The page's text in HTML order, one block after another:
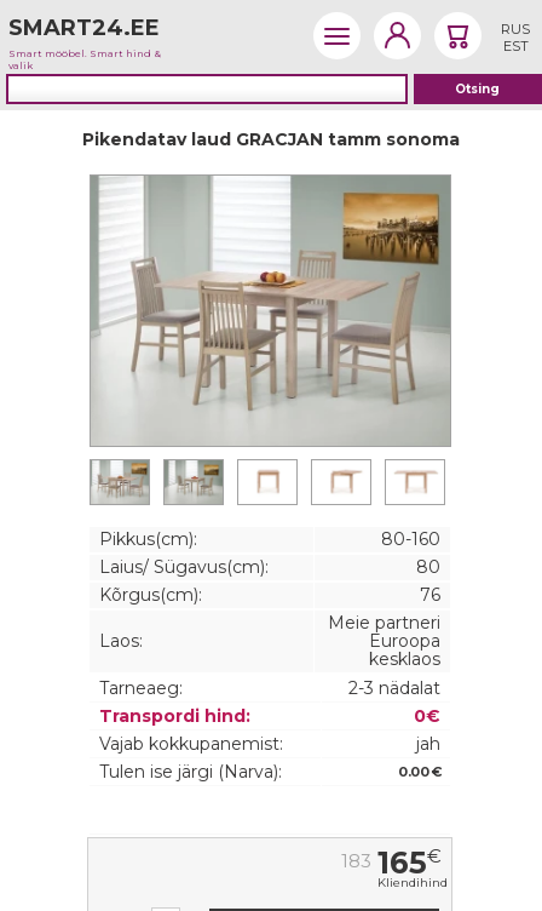
SMART24.EE
Smart mööbel. Smart hind &
valik
RUS
EST
Pikendatav laud GRACJAN tamm sonoma
Pikkus(cm):
80-160
Laius/ Sügavus(cm):
80
Kõrgus(cm):
76
Laos:
Meie partneri
Euroopa
kesklaos
Tarneaeg:
2-3 nädalat
Transpordi hind:
0€
Vajab kokkupanemist:
jah
Tulen ise järgi (Narva):
0.00 €
165€
Kliendihind
183